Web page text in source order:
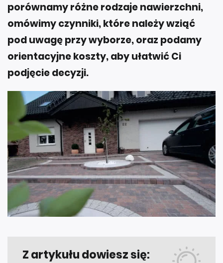
porównamy różne rodzaje nawierzchni,
omówimy czynniki, które należy wziąć
pod uwagę przy wyborze, oraz podamy
orientacyjne koszty, aby ułatwić Ci
podjęcie decyzji.
Z artykułu dowiesz się: